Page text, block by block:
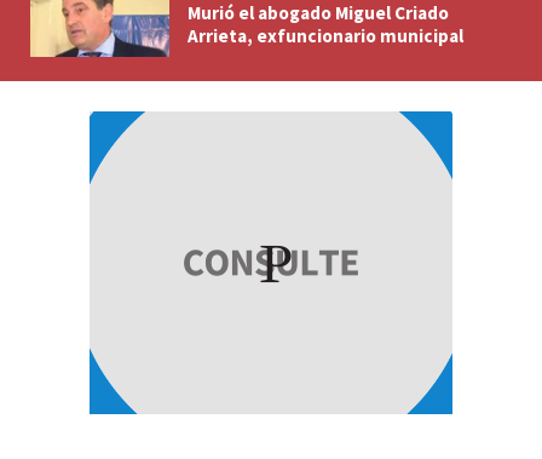
Murió el abogado Miguel Criado
Arrieta, exfuncionario municipal